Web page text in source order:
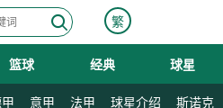
繁
篮球 经典 球星
意甲 法甲 球星介绍 斯诺克